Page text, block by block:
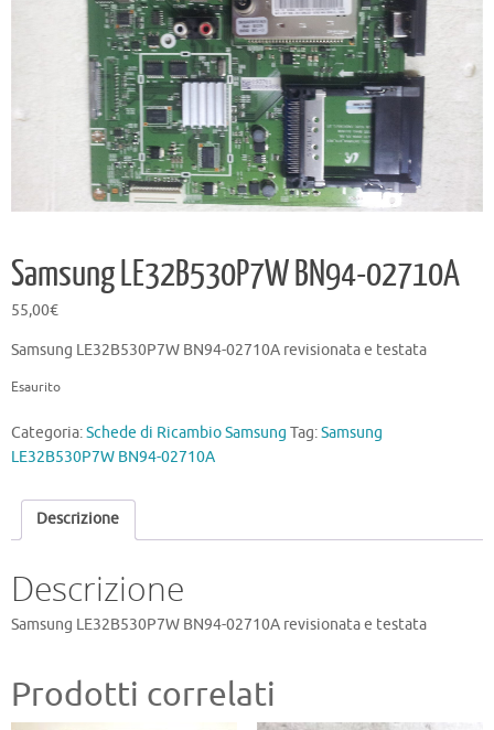
Samsung LE32B530P7W BN94-02710A
55,00€
Samsung LE32B530P7W BN94-02710A revisionata e testata
Esaurito
Categoria:Schede di Ricambio Samsung Tag:Samsung
LE32B530P7W BN94-02710A
Descrizione
Descrizione
Samsung LE32B530P7W BN94-02710A revisionata e testata
Prodotti correlati